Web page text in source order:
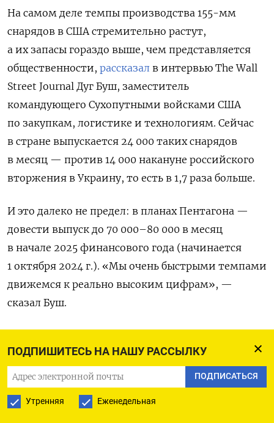
ПОДПИШИТЕСЬ НА НАШУ РАССЫЛКУ
ПОДПИСАТЬСЯ
Утренняя Еженедельная
На самом деле темпы производства 155-мм
снарядов в США стремительно растут,
а их запасы гораздо выше, чем представляется
общественности, рассказал в интервью The Wall
Street Journal Дуг Буш, заместитель
командующего Сухопутными войсками США
по закупкам, логистике и технологиям. Сейчас
в стране выпускается 24 000 таких снарядов
в месяц — против 14 000 накануне российского
вторжения в Украину, то есть в 1,7 раза больше.
И это далеко не предел: в планах Пентагона —
довести выпуск до 70 000–80 000 в месяц
в начале 2025 финансового года (начинается
1 октября 2024 г.). «Мы очень быстрыми темпами
движемся к реально высоким цифрам», —
сказал Буш.
сократились из-за поставок Украине, они
гораздо больше, чем многие думают, и быстро
вернутся на довоенный уровень, отметил
главный закупщик снаряжения для армии США: